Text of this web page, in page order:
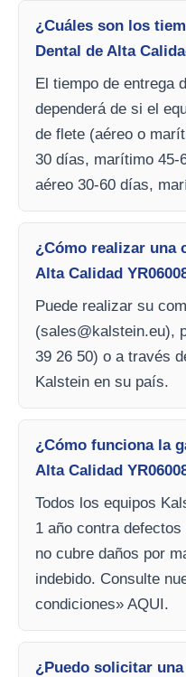
¿Cuáles son los
Dental de Alta
El tiempo de entrega
dependerá de si el
de flete (aéreo o
30 días, marítimo 45-
aéreo 30-60 días,
¿Cómo realizar una
Alta Calidad
Puede realizar su
(sales@kalstein.eu),
39 26 50) o a través
Kalstein en su país.
¿Cómo funciona la
Alta Calidad
Todos los equipos
1 año contra
no cubre daños por
indebido. Consulte
condiciones» AQUI.
¿Puedo solicitar